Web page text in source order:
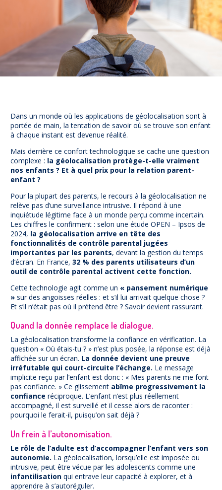
NUAJE : NUmérique et Appropriation par la Jeunesse
Parents Sentinelles des écrans
Pari Risqué : Prévenir l’addiction aux jeux d’argent en
ligne
Contact
Dans un monde où les applications de géolocalisation sont à
portée de main, la tentation de savoir où se trouve son enfant
à chaque instant est devenue réalité.
Mais derrière ce confort technologique se cache une question
complexe : la géolocalisation protège-t-elle vraiment
nos enfants ? Et à quel prix pour la relation parent-
enfant ?
Pour la plupart des parents, le recours à la géolocalisation ne
relève pas d’une surveillance intrusive. Il répond à une
inquiétude légitime face à un monde perçu comme incertain.
Les chiffres le confirment : selon une étude OPEN – Ipsos de
2024, la géolocalisation arrive en tête des
fonctionnalités de contrôle parental jugées
importantes par les parents, devant la gestion du temps
d’écran. En France, 32 % des parents utilisateurs d’un
outil de contrôle parental activent cette fonction.
Cette technologie agit comme un « pansement numérique
» sur des angoisses réelles : et s’il lui arrivait quelque chose ?
Et s’il n’était pas où il prétend être ? Savoir devient rassurant.
Quand la donnée remplace le dialogue.
La géolocalisation transforme la confiance en vérification. La
question « Où étais-tu ? » n’est plus posée, la réponse est déjà
affichée sur un écran. La donnée devient une preuve
irréfutable qui court-circuite l’échange. Le message
implicite reçu par l’enfant est donc : « Mes parents ne me font
pas confiance. » Ce glissement abîme progressivement la
confiance réciproque. L’enfant n’est plus réellement
accompagné, il est surveillé et il cesse alors de raconter :
pourquoi le ferait-il, puisqu’on sait déjà ?
Un frein à l’autonomisation.
Le rôle de l’adulte est d’accompagner l’enfant vers son
autonomie. La géolocalisation, lorsqu’elle est imposée ou
intrusive, peut être vécue par les adolescents comme une
infantilisation qui entrave leur capacité à explorer, et à
apprendre à s’autoréguler.